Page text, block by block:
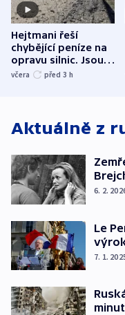
Hejtmani řeší
chybějící peníze na
opravu silnic. Jsou
nenárokové, namítá
včera před 3 h
Aktuálně z
6. 2.
Le
7. 1.